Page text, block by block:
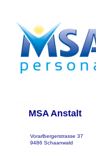
MSA Anstalt
Vorarlbergerstrasse 37
9486 Schaanwald